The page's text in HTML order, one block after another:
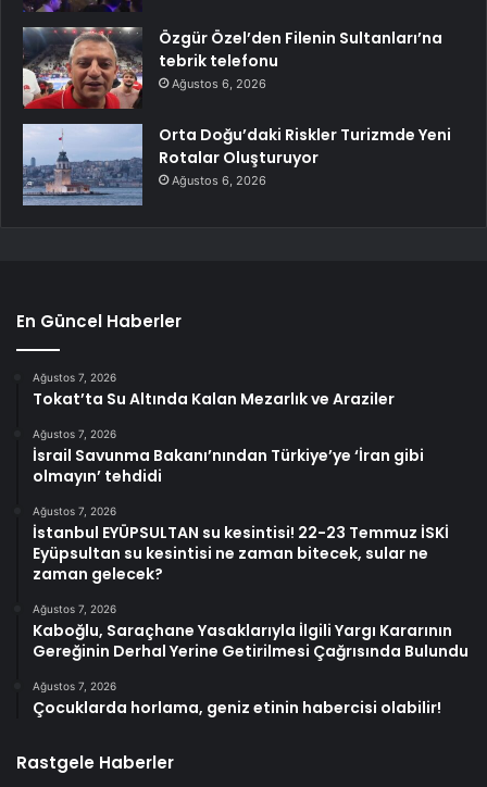
Özgür Özel’den Filenin Sultanları’na
tebrik telefonu
Ağustos 6, 2026
Orta Doğu’daki Riskler Turizmde Yeni
Rotalar Oluşturuyor
Ağustos 6, 2026
En Güncel Haberler
Ağustos 7, 2026
Tokat’ta Su Altında Kalan Mezarlık ve Araziler
Ağustos 7, 2026
İsrail Savunma Bakanı’nından Türkiye’ye ‘İran gibi
olmayın’ tehdidi
Ağustos 7, 2026
İstanbul EYÜPSULTAN su kesintisi! 22-23 Temmuz İSKİ
Eyüpsultan su kesintisi ne zaman bitecek, sular ne
zaman gelecek?
Ağustos 7, 2026
Kaboğlu, Saraçhane Yasaklarıyla İlgili Yargı Kararının
Gereğinin Derhal Yerine Getirilmesi Çağrısında Bulundu
Ağustos 7, 2026
Çocuklarda horlama, geniz etinin habercisi olabilir!
Rastgele Haberler